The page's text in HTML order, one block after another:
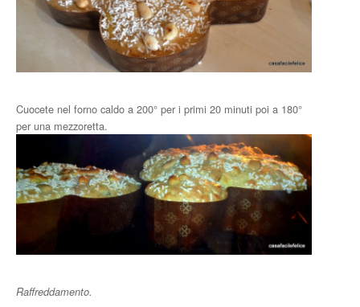
Cuocete nel forno caldo a 200° per i primi 20 minuti poi a 180°
per una mezzoretta.
Raffreddamento.